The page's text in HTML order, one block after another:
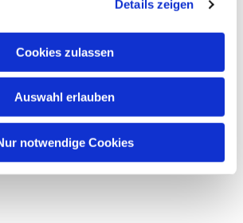
Details zeigen
Cookies zulassen
Auswahl erlauben
notwendige Cookies